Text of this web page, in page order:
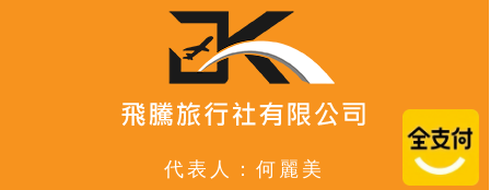
代表人：何麗美